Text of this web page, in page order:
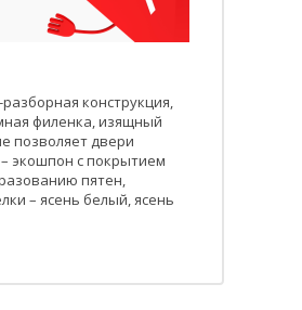
конструкция,
филенка, изящный
позволяет двери
экошпон с покрытием
пятен,
– ясень белый, ясень